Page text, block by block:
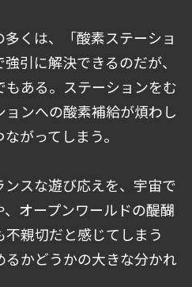
くは、「酸素ステーショ
引に解決できるのだが、
ある。ステーションをむ
ンへの酸素補給が煩わし
がってしまう。
スな遊び応えを、宇宙で
オープンワールドの醍醐
親切だと感じてしまう
かどうかの大きな分かれ